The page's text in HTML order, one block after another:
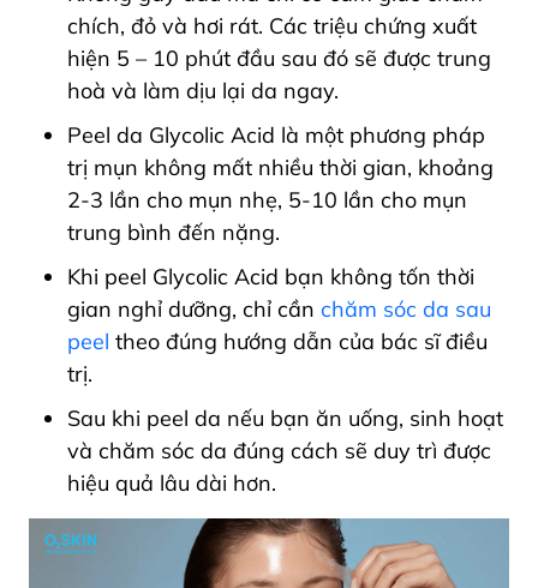
chích, đỏ và hơi rát. Các triệu chứng xuất
hiện 5 – 10 phút đầu sau đó sẽ được trung
hoà và làm dịu lại da ngay.
Peel da Glycolic Acid là một phương pháp
trị mụn không mất nhiều thời gian, khoảng
2-3 lần cho mụn nhẹ, 5-10 lần cho mụn
trung bình đến nặng.
Khi peel Glycolic Acid bạn không tốn thời
gian nghỉ dưỡng, chỉ cần chăm sóc da sau
peel theo đúng hướng dẫn của bác sĩ điều
trị.
Sau khi peel da nếu bạn ăn uống, sinh hoạt
và chăm sóc da đúng cách sẽ duy trì được
hiệu quả lâu dài hơn.